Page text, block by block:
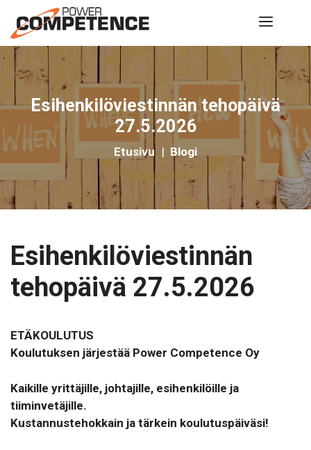
sisältöön
Esihenkilöviestinnän tehopäivä
27.5.2026
Etusivu | Blogi
Esihenkilöviestinnän
tehopäivä 27.5.2026
ETÄKOULUTUS
Koulutuksen järjestää Power Competence Oy
Kaikille yrittäjille, johtajille, esihenkilöille ja
tiiminvetäjille.
Kustannustehokkain ja tärkein koulutuspäiväsi!